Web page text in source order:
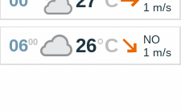
1 m/s
0600 26°C
NO
1 m/s